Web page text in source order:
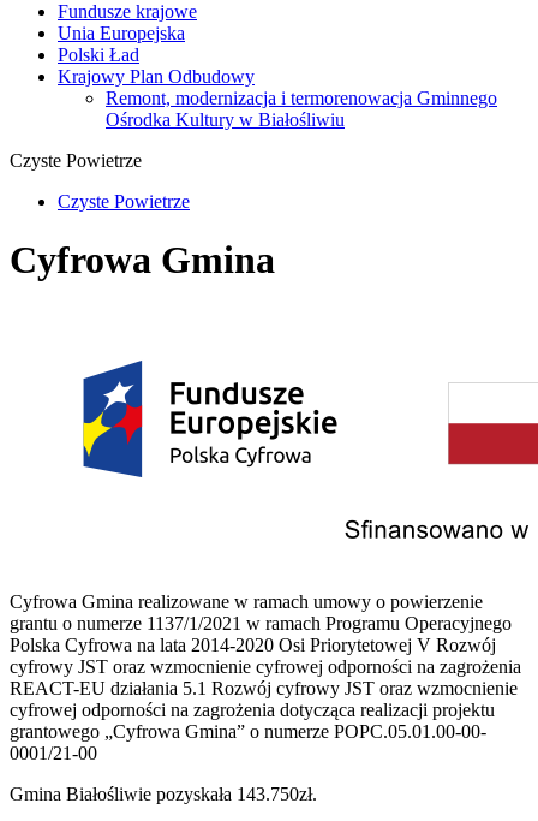
Fundusze krajowe
Unia Europejska
Polski Ład
Krajowy Plan Odbudowy
Remont, modernizacja i termorenowacja Gminnego
Ośrodka Kultury w Białośliwiu
Czyste Powietrze
Czyste Powietrze
Cyfrowa Gmina
Cyfrowa Gmina realizowane w ramach umowy o powierzenie
grantu o numerze 1137/1/2021 w ramach Programu Operacyjnego
Polska Cyfrowa na lata 2014-2020 Osi Priorytetowej V Rozwój
cyfrowy JST oraz wzmocnienie cyfrowej odporności na zagrożenia
REACT-EU działania 5.1 Rozwój cyfrowy JST oraz wzmocnienie
cyfrowej odporności na zagrożenia dotycząca realizacji projektu
grantowego „Cyfrowa Gmina” o numerze POPC.05.01.00-00-
0001/21-00
Gmina Białośliwie pozyskała 143.750zł.